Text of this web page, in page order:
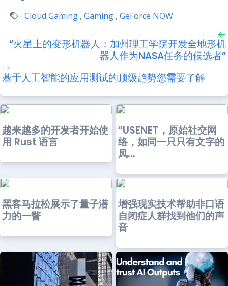
Cloud Gaming , Gaming , GeForce NOW
“火星上的变形机器人：加州理工学院开发全地形机
器人作为NASA任务的候选者”
基于人工智能的应用测试的顶级趋势您需要了解
越来越多的开发者开始使
用 Rust 语言
“USENET，原始社交网
络，如同一只只有文字的
凤...
黑客马拉松展示了量子潜
力的一瞥
增强现实技术帮助非口语
自闭症人群找到他们的声
音